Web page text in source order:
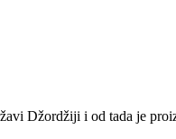
Džordžiji i od tada je